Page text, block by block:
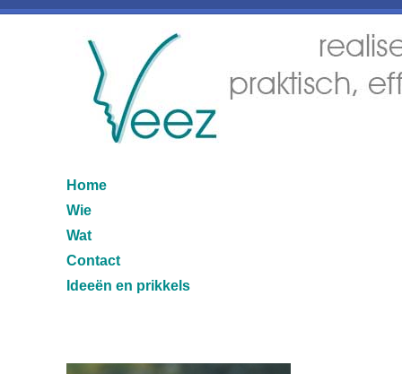
Home
Wie
Wat
Contact
Ideeën en prikkels